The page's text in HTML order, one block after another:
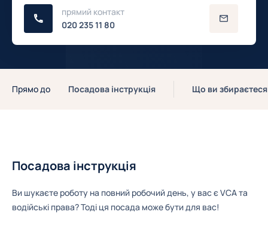
прямий контакт
020 235 11 80
Прямо до Посадова інструкція Що ви
Посадова інструкція
Ви шукаєте роботу на повний робочий день, у вас є VCA та
водійські права? Тоді ця посада може бути для вас!